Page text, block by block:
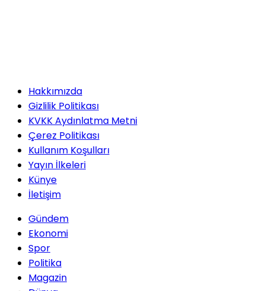
Hakkımızda
Gizlilik Politikası
KVKK Aydınlatma Metni
Çerez Politikası
Kullanım Koşulları
Yayın İlkeleri
Künye
İletişim
Gündem
Ekonomi
Spor
Politika
Magazin